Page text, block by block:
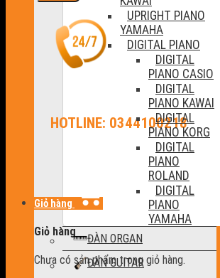
HOTLINE: 0344100218
Giỏ hàng
Giỏ hàng
Chưa có sản phẩm trong giỏ hàng.
UPRIGHT PIANO
YAMAHA
DIGITAL PIANO
DIGITAL
PIANO CASIO
DIGITAL
PIANO KAWAI
DIGITAL
PIANO KORG
DIGITAL
PIANO
ROLAND
DIGITAL
PIANO
YAMAHA
ĐÀN ORGAN
ĐÀN GUITAR